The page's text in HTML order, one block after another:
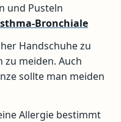
und Pusteln
Bronchiale
Handschuhe zu
zu meiden. Auch
sollte man meiden
Allergie bestimmt